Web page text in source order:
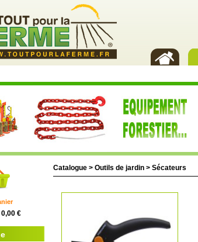
0,00 €
Catalogue > Outils de jardin > Sécateurs